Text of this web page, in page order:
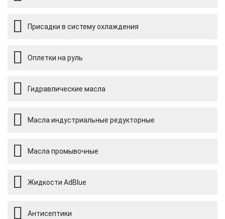
Присадки в систему охлаждения
Оплетки на руль
Гидравлические масла
Масла индустриальные редукторные
Масла промывочные
Жидкости AdBlue
Антисептики